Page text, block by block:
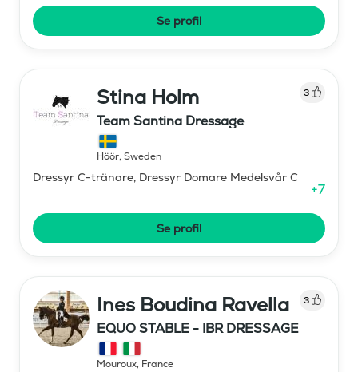
Se profil
Stina Holm 3
Team Santina Dressage
Höör, Sweden
Dressyr C-tränare, Dressyr Domare Medelsvår C
+7
Se profil
Ines Boudina Ravella 3
EQUO STABLE - IBR DRESSAGE
Mouroux, France